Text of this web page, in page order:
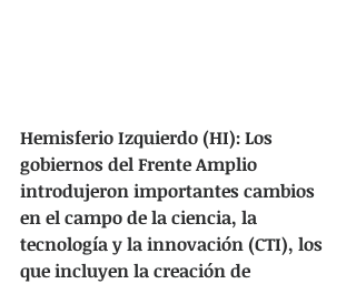
Hemisferio Izquierdo (HI): Los
gobiernos del Frente Amplio
introdujeron importantes cambios
en el campo de la ciencia, la
tecnología y la innovación (CTI), los
que incluyen la creación de